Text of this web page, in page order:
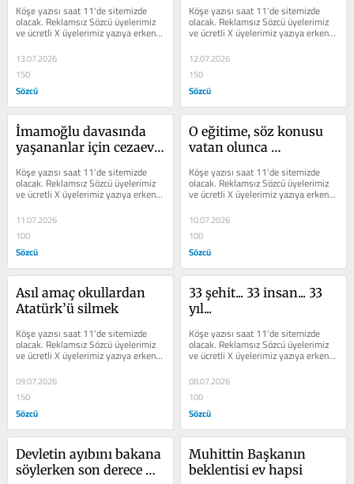
Köşe yazısı saat 11'de sitemizde
olacak. Reklamsız Sözcü üyelerimiz
ve ücretli X üyelerimiz yazıya erken
erişim sağlayabilir.
13.07.2026
150
Sözcü
İmamoğlu konuşsun
insanlar yargıya
Köşe yazısı saat 11'de sitemizde
olacak. Reklamsız Sözcü üyelerimiz
ve ücretli X üyelerimiz yazıya erken
erişim sağlayabilir.
12.07.2026
150
Sözcü
İmamoğlu davasında
yaşananlar için cezaevi
Köşe yazısı saat 11'de sitemizde
olacak. Reklamsız Sözcü üyelerimiz
ve ücretli X üyelerimiz yazıya erken
erişim sağlayabilir.
11.07.2026
100
Sözcü
O eğitime, söz konusu
vatan olunca
Köşe yazısı saat 11'de sitemizde
olacak. Reklamsız Sözcü üyelerimiz
ve ücretli X üyelerimiz yazıya erken
erişim sağlayabilir.
10.07.2026
100
Sözcü
Asıl amaç okullardan
Atatürk’ü silmek
Köşe yazısı saat 11'de sitemizde
olacak. Reklamsız Sözcü üyelerimiz
ve ücretli X üyelerimiz yazıya erken
erişim sağlayabilir.
09.07.2026
150
Sözcü
33 şehit... 33 insan... 33
yıl...
Köşe yazısı saat 11'de sitemizde
olacak. Reklamsız Sözcü üyelerimiz
ve ücretli X üyelerimiz yazıya erken
erişim sağlayabilir.
08.07.2026
100
Sözcü
Devletin ayıbını bakana
söylerken son derece
Muhittin Başkanın
beklentisi ev hapsi